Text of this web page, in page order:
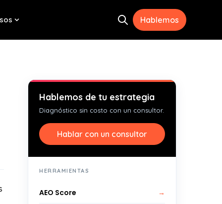
for Herramientas Open search
Hablemos
Hablemos de tu estrategia
Diagnóstico sin costo con un consultor.
Hablar con un consultor
HERRAMIENTAS
AEO Score →